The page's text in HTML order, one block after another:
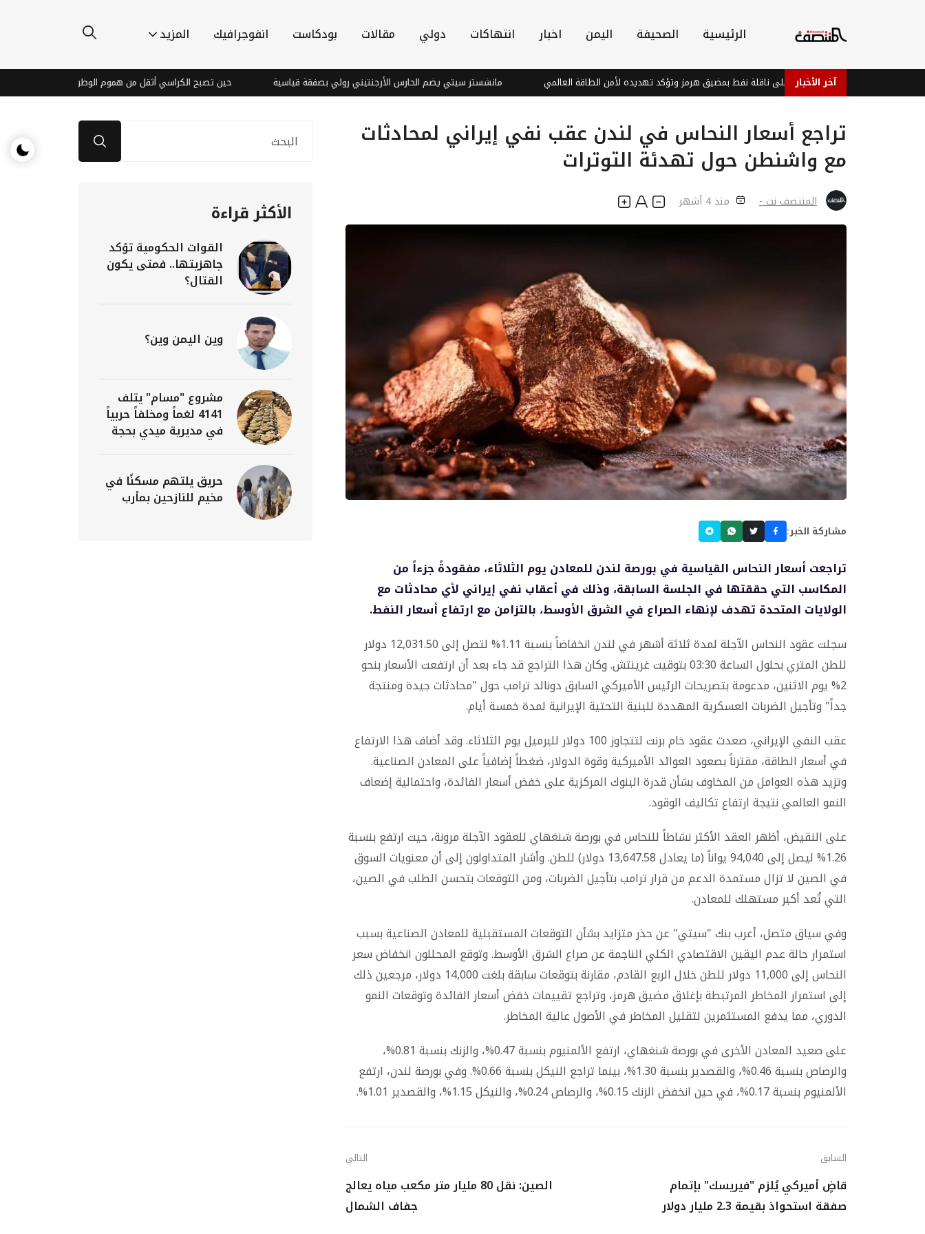
الرئيسية الصحيفة اليمن اخبار انتهاكات دولي مقالات بودكاست انفوجرافيك المزيد
آخر الأخبار
تدين هجوماً إيرانياً على ناقلة نفط بمضيق هرمز وتؤكد تهديده لأمن الطاقة العالمي مانشستر سيتي يضم الحارس الأرجنتيني رولي بصفقة قياسية حين تصبح الكراسي أثقل من هموم الوطن .. ثمانية رؤوس وألف مستشار
تراجع أسعار النحاس في لندن عقب نفي إيراني لمحادثات
مع واشنطن حول تهدئة التوترات
المنتصف نت - منذ 4 أشهر
مشاركة الخبر:
تراجعت أسعار النحاس القياسية في بورصة لندن للمعادن يوم الثلاثاء، مفقودةً جزءاً من
المكاسب التي حققتها في الجلسة السابقة، وذلك في أعقاب نفي إيراني لأي محادثات مع
الولايات المتحدة تهدف لإنهاء الصراع في الشرق الأوسط، بالتزامن مع ارتفاع أسعار النفط.
سجلت عقود النحاس الآجلة لمدة ثلاثة أشهر في لندن انخفاضاً بنسبة 1.11% لتصل إلى 12,031.50 دولار
للطن المتري بحلول الساعة 03:30 بتوقيت غرينتش. وكان هذا التراجع قد جاء بعد أن ارتفعت الأسعار بنحو
2% يوم الاثنين، مدعومة بتصريحات الرئيس الأميركي السابق دونالد ترامب حول "محادثات جيدة ومنتجة
جداً" وتأجيل الضربات العسكرية المهددة للبنية التحتية الإيرانية لمدة خمسة أيام.
عقب النفي الإيراني، صعدت عقود خام برنت لتتجاوز 100 دولار للبرميل يوم الثلاثاء. وقد أضاف هذا الارتفاع
في أسعار الطاقة، مقترناً بصعود العوائد الأميركية وقوة الدولار، ضغطاً إضافياً على المعادن الصناعية.
وتزيد هذه العوامل من المخاوف بشأن قدرة البنوك المركزية على خفض أسعار الفائدة، واحتمالية إضعاف
النمو العالمي نتيجة ارتفاع تكاليف الوقود.
على النقيض، أظهر العقد الأكثر نشاطاً للنحاس في بورصة شنغهاي للعقود الآجلة مرونة، حيث ارتفع بنسبة
1.26% ليصل إلى 94,040 يواناً (ما يعادل 13,647.58 دولار) للطن. وأشار المتداولون إلى أن معنويات السوق
في الصين لا تزال مستمدة الدعم من قرار ترامب بتأجيل الضربات، ومن التوقعات بتحسن الطلب في الصين،
التي تُعد أكبر مستهلك للمعادن.
وفي سياق متصل، أعرب بنك "سيتي" عن حذر متزايد بشأن التوقعات المستقبلية للمعادن الصناعية بسبب
استمرار حالة عدم اليقين الاقتصادي الكلي الناجمة عن صراع الشرق الأوسط. وتوقع المحللون انخفاض سعر
النحاس إلى 11,000 دولار للطن خلال الربع القادم، مقارنة بتوقعات سابقة بلغت 14,000 دولار، مرجعين ذلك
إلى استمرار المخاطر المرتبطة بإغلاق مضيق هرمز، وتراجع تقييمات خفض أسعار الفائدة وتوقعات النمو
الدوري، مما يدفع المستثمرين لتقليل المخاطر في الأصول عالية المخاطر.
على صعيد المعادن الأخرى في بورصة شنغهاي، ارتفع الألمنيوم بنسبة 0.47%، والزنك بنسبة 0.81%،
والرصاص بنسبة 0.46%، والقصدير بنسبة 1.30%، بينما تراجع النيكل بنسبة 0.66%. وفي بورصة لندن، ارتفع
الألمنيوم بنسبة 0.17%، في حين انخفض الزنك 0.15%، والرصاص 0.24%، والنيكل 1.15%، والقصدير 1.01%.
السابق
قاضٍ أميركي يُلزم "فيريسك" بإتمام
صفقة استحواذ بقيمة 2.3 مليار دولار
التالي
الصين: نقل 80 مليار متر مكعب مياه يعالج
جفاف الشمال
الأكثر قراءة
القوات الحكومية تؤكد
جاهزيتها.. فمتى يكون
القتال؟
وين اليمن وين؟
مشروع "مسام" يتلف
4141 لغماً ومخلفاً حربياً
في مديرية ميدي بحجة
حريق يلتهم مسكنًا في
مخيم للنازحين بمأرب